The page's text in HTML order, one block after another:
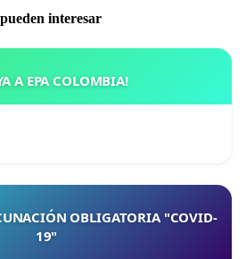
interesar
A EPA COLOMBIA!
OBLIGATORIA "COVID-
19"